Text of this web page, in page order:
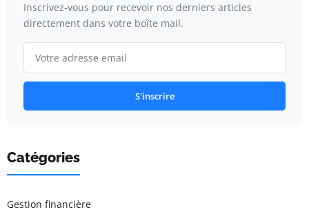
Inscrivez-vous pour recevoir nos derniers articles
directement dans votre boîte mail.
S'inscrire
Catégories
Gestion financière